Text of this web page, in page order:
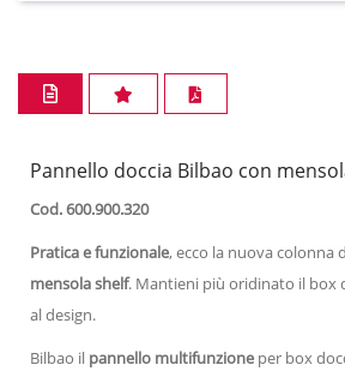
Pannello doccia Bilbao con
Cod. 600.900.320
Pratica e funzionale, ecco la nuova colonna
mensola shelf. Mantieni più oridinato il box
al design.
Bilbao il pannello multifunzione per box